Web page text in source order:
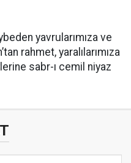
yavrularımıza ve
rahmet, yaralılarımıza
sabr-ı cemil niyaz